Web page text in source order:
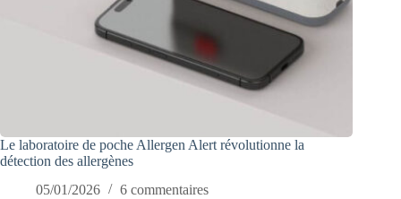
Le laboratoire de poche Allergen Alert révolutionne la
détection des allergènes
05/01/2026
6 commentaires